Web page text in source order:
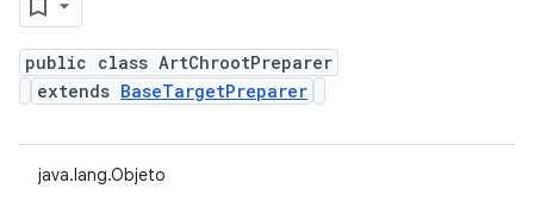
public class ArtChrootPreparer
extends BaseTargetPreparer
java.lang.Objeto